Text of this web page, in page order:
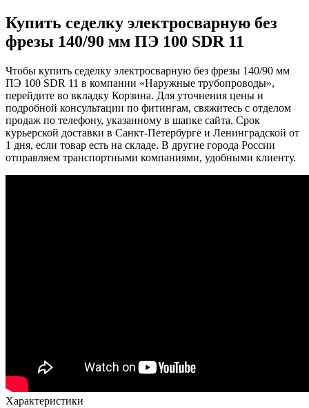
Купить седелку электросварную без
фрезы 140/90 мм ПЭ 100 SDR 11
Чтобы купить седелку электросварную без фрезы 140/90 мм
ПЭ 100 SDR 11 в компании «Наружные трубопроводы»,
перейдите во вкладку Корзина. Для уточнения цены и
подробной консультации по фитингам, свяжитесь с отделом
продаж по телефону, указанному в шапке сайта. Срок
курьерской доставки в Санкт-Петербурге и Ленинградской от
1 дня, если товар есть на складе. В другие города России
отправляем транспортными компаниями, удобными клиенту.
Характеристики